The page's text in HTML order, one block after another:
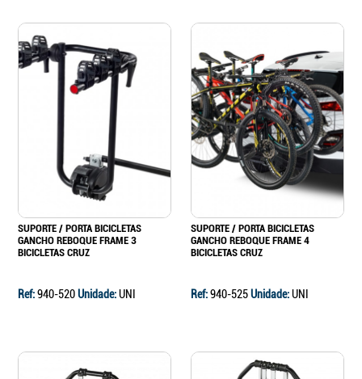
SUPORTE / PORTA BICICLETAS
GANCHO REBOQUE FRAME 3
BICICLETAS CRUZ
Ref:940-520Unidade:UNI
SUPORTE / PORTA BICICLETAS
GANCHO REBOQUE FRAME 4
BICICLETAS CRUZ
Ref:940-525Unidade:UNI